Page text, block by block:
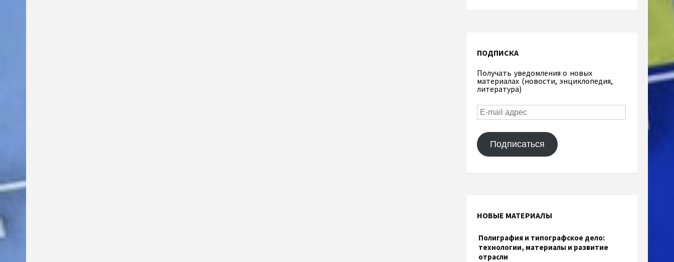
ПОДПИСКА
Получать уведомления о новых
материалах (новости, энциклопедия,
литература)
Подписаться
НОВЫЕ МАТЕРИАЛЫ
Полиграфия и типографское дело:
технологии, материалы и развитие
отрасли